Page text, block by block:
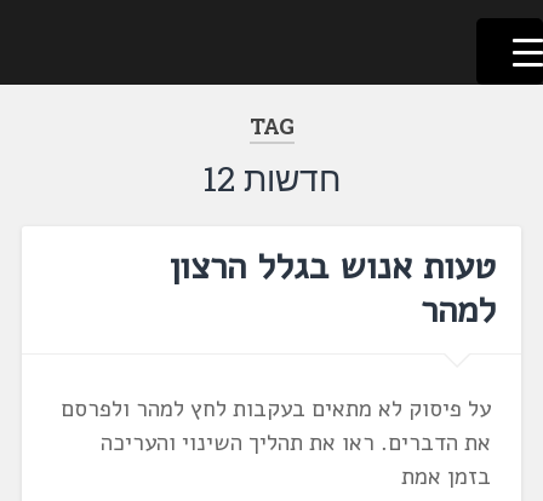
דלג
לתוכן
לשוניאדה
עברית. לשון. שפה
TAG
חדשות 12
טעות אנוש בגלל הרצון
למהר
על פיסוק לא מתאים בעקבות לחץ למהר ולפרסם
את הדברים. ראו את תהליך השינוי והעריכה
בזמן אמת